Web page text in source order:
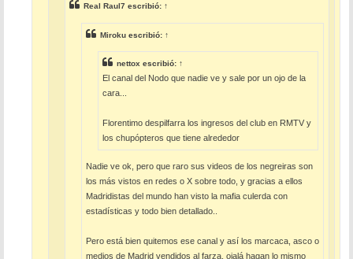
Real Raul7 escribió: ↑
Miroku escribió: ↑
nettox escribió: ↑
El canal del Nodo que nadie ve y sale por un ojo de la
cara...
Florentimo despilfarra los ingresos del club en RMTV y
los chupópteros que tiene alrededor
Nadie ve ok, pero que raro sus videos de los negreiras son
los más vistos en redes o X sobre todo, y gracias a ellos
Madridistas del mundo han visto la mafia culerda con
estadísticas y todo bien detallado..
Pero está bien quitemos ese canal y así los marcaca, asco o
medios de Madrid vendidos al farza, ojalá hagan lo mismo